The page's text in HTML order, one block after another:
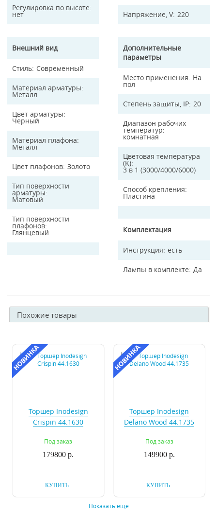
Регулировка по высоте
нет
Внешний вид
Стиль Современный
Материал арматуры
Металл
Цвет арматуры
Черный
Материал плафона
Металл
Цвет плафонов Золото
Тип поверхности
арматуры
Матовый
Тип поверхности
плафонов
Глянцевый
Напряжение, V 220
Дополнительные
параметры
Место применения На
пол
Степень защиты, IP 20
Диапазон рабочих
температур
комнатная
Цветовая температура
(K)
3 в 1 (3000/4000/6000)
Способ крепления
Пластина
Комплектация
Инструкция есть
Лампы в комплекте Да
Похожие товары
Торшер Inodesign
Crispin 44.1630
Под заказ
179800 р.
КУПИТЬ
Торшер Inodesign
Delano Wood 44.1735
Под заказ
149900 р.
КУПИТЬ
Показать еще